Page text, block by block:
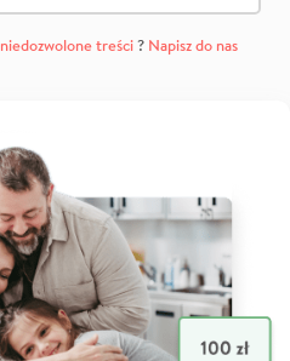
niedozwolone treści? Napisz do nas